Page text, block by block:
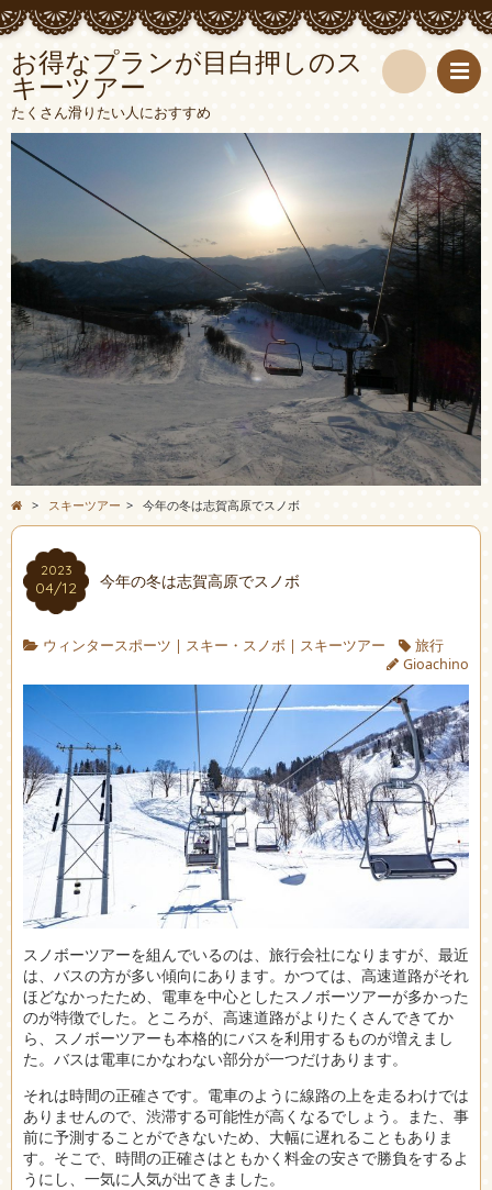
お得なプランが目白押しのス
キーツアー
たくさん滑りたい人におすすめ
> スキーツアー > 今年の冬は志賀高原でスノボ
2023
04/12 今年の冬は志賀高原でスノボ
ウィンタースポーツ | スキー・スノボ | スキーツアー
旅行
Gioachino
スノボーツアーを組んでいるのは、旅行会社になりますが、最近
は、バスの方が多い傾向にあります。 かつては、高速道路がそれ
ほどなかったため、電車を中心としたスノボーツアーが多かった
のが特徴でした。ところが、高速道路がよりたくさんできてか
ら、スノボーツアーも本格的にバスを利用するものが増えまし
た。バスは電車にかなわない部分が一つだけあります。
それは時間の正確さです。電車のように線路の上を走るわけでは
ありませんので、渋滞する可能性が高くなるでしょう。また、事
前に予測することができないため、大幅に遅れることもありま
す。そこで、時間の正確さはともかく料金の安さで勝負をするよ
うにし、一気に人気が出てきました。